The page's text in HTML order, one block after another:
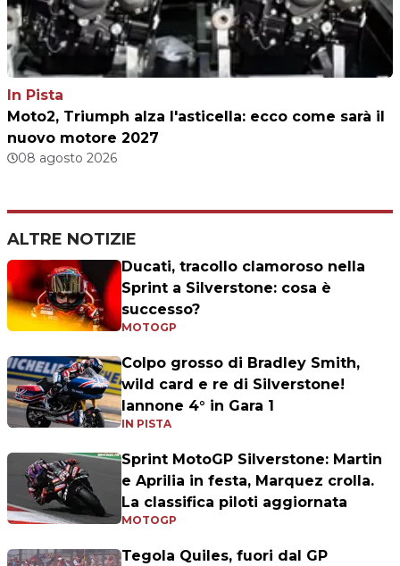
In Pista
Moto2, Triumph alza l'asticella: ecco come sarà il
nuovo motore 2027
08 agosto 2026
ALTRE NOTIZIE
Ducati, tracollo clamoroso nella
Sprint a Silverstone: cosa è
successo?
MOTOGP
Colpo grosso di Bradley Smith,
wild card e re di Silverstone!
Iannone 4° in Gara 1
IN PISTA
Sprint MotoGP Silverstone: Martin
e Aprilia in festa, Marquez crolla.
La classifica piloti aggiornata
MOTOGP
Tegola Quiles, fuori dal GP